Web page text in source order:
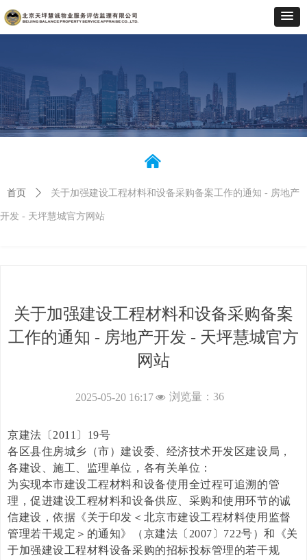
낀
首页 ꄲ 关于加强建设工程材料和设备采购备案工作的通知 - 房地产
开发 - 天坪慧城官方网站
关于加强建设工程材料和设备采购备案
工作的通知 - 房地产开发 - 天坪慧城官方
网站
2025-05-20 16:17넶 浏览量： 36
京建法〔2011〕19号
各区县住房城乡（市）建设委、经济技术开发区建设局，
各建设、施工、监理单位，各有关单位：
为实现本市建设工程材料和设备使用全过程可追溯的管
理，促进建设工程材料和设备供应、采购和使用环节的诚
信建设，依据《关于印发＜北京市建设工程材料使用监督
管理若干规定＞的通知》（京建法〔2007〕722号）和《关
于加强建设工程材料设备采购的招标投标管理的若干规